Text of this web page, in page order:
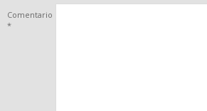
Comentario
*